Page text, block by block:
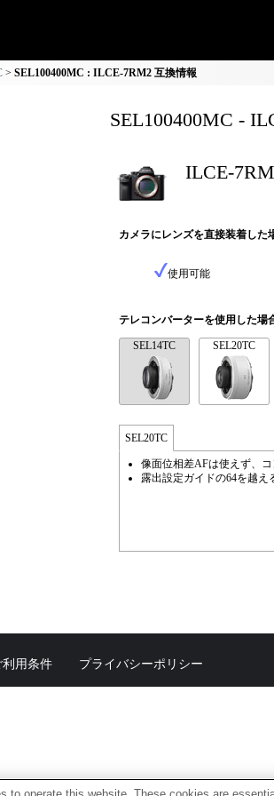
SEL100400MC : ILCE-7RM2 互換情報
SEL100400MC -
ILCE-
カメラにレンズを直接装着した
使用可能
テレコンバーターを使用した場
SEL14TC SEL20TC
SEL20TC
像面位相差AFは使えず、
露出設定ガイドの64を越え
利用条件 プライバシーポリシー